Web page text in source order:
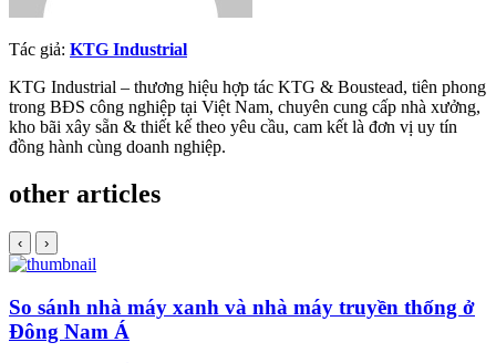
Tác giả: KTG Industrial
KTG Industrial – thương hiệu hợp tác KTG & Boustead, tiên phong
trong BĐS công nghiệp tại Việt Nam, chuyên cung cấp nhà xưởng,
kho bãi xây sẵn & thiết kế theo yêu cầu, cam kết là đơn vị uy tín
đồng hành cùng doanh nghiệp.
other articles
‹ ›
So sánh nhà máy xanh và nhà máy truyền thống ở
Đông Nam Á